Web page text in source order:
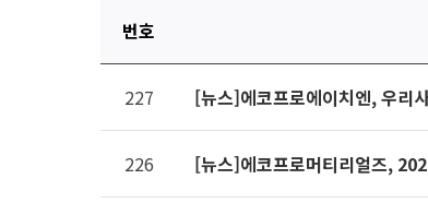
파일,
제목,
카테고리,
번호
227 [뉴스]에코프로에이치엔, 우리
226 [뉴스]에코프로머티리얼즈,